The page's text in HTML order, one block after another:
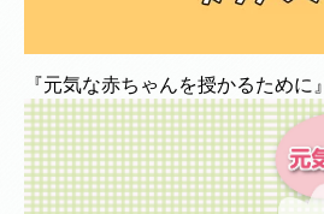
『元気な赤ちゃんを授かるために』